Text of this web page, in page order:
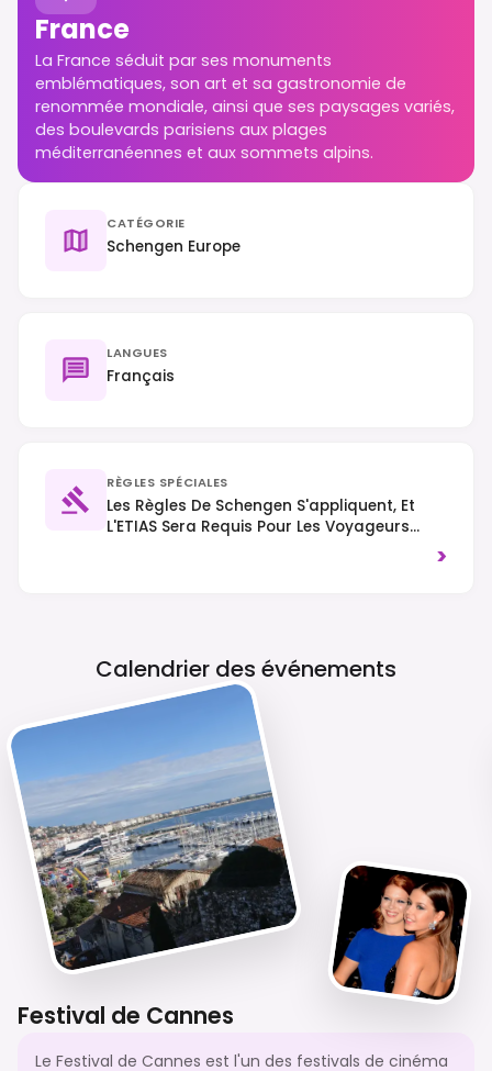
France
La France séduit par ses monuments
emblématiques, son art et sa gastronomie de
renommée mondiale, ainsi que ses paysages variés,
des boulevards parisiens aux plages
méditerranéennes et aux sommets alpins.
CATÉGORIE
Schengen Europe
LANGUES
Français
RÈGLES SPÉCIALES
Les Règles De Schengen S'appliquent, Et
L'ETIAS Sera Requis Pour Les Voyageurs
>
Calendrier des événements
Festival de Cannes
Le Festival de Cannes est l'un des festivals de cinéma